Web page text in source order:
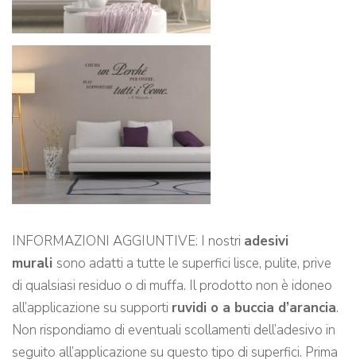
INFORMAZIONI AGGIUNTIVE: I nostri adesivi
murali sono adatti a tutte le superfici lisce, pulite, prive
di qualsiasi residuo o di muffa. Il prodotto non è idoneo
all’applicazione su supporti ruvidi o a buccia d’arancia.
Non rispondiamo di eventuali scollamenti dell’adesivo in
seguito all’applicazione su questo tipo di superfici. Prima